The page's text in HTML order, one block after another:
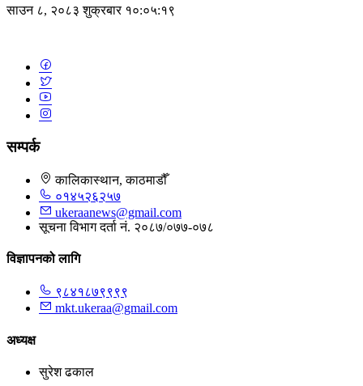
साउन ८, २०८३ शुक्रबार १०:०५:१९
सम्पर्क
कालिकास्थान, काठमाडौँ
०१४५२६२५७
ukeraanews@gmail.com
सूचना विभाग दर्ता नं. २०८७/०७७-०७८
विज्ञापनको लागि
९८४१८७९९९९
mkt.ukeraa@gmail.com
अध्यक्ष
सुरेश ढकाल